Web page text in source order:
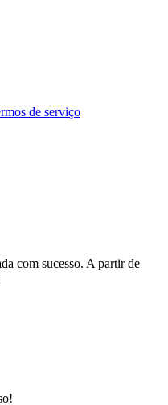
de serviço
com sucesso. A partir de